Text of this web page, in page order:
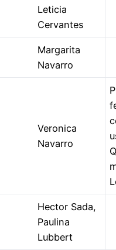
Leticia
Cervantes
Margarita
Navarro
Veronica
Navarro
Hector Sada,
Paulina
Lubbert